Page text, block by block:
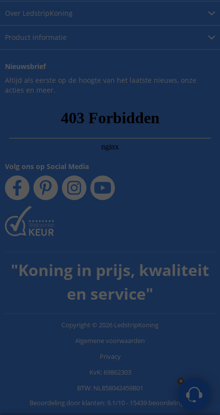
Over LedstripKoning
Product informatie
Nieuwsbrief
Altijd als eerste op de hoogte van het laatste nieuws, onze
acties en meer.
Volg ons op Social Media
"Koning in prijs, kwaliteit
en service"
Copyright © 2026 LedstripKoning
Algemene voorwaarden
Privacy
KvK: 69862303
BTW: NL858042459B01
Beoordeling door klanten: 9.1/10- 15439 beoordelingen